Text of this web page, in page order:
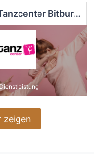
Tanzcenter Bitburg - Verena Galter
Dienstleistung
zeigen